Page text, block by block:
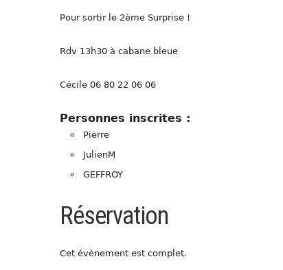
Pour sortir le 2ème Surprise !
Rdv 13h30 à cabane bleue
Cécile 06 80 22 06 06
Personnes inscrites :
Pierre
JulienM
GEFFROY
Réservation
Cet évènement est complet.